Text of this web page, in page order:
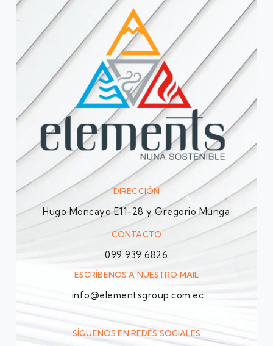
DIRECCIÓN
Hugo Moncayo E11-28 y Gregorio Munga
CONTACTO
099 939 6826
ESCRÍBENOS A NUESTRO MAIL
info@elementsgroup.com.ec
SÍGUENOS EN REDES SOCIALES